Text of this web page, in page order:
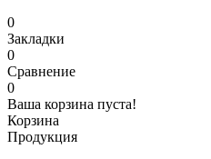
0
Закладки
0
Сравнение
0
Ваша корзина пуста!
Корзина
Продукция